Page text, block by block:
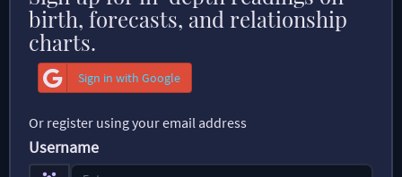
birth, forecasts, and relationship
charts.
Sign in with Google
Or register using your email address
Username